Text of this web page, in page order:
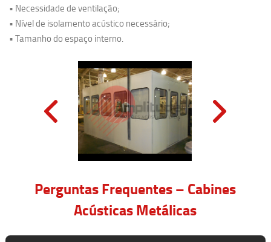
• Necessidade de ventilação;
• Nível de isolamento acústico necessário;
• Tamanho do espaço interno.
Perguntas Frequentes – Cabines
Acústicas Metálicas